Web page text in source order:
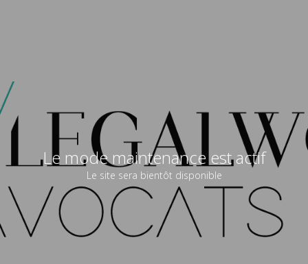
Le mode maintenance est actif
Le site sera bientôt disponible